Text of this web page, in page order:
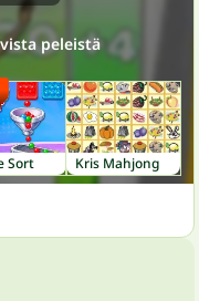
peleistä
Sort Kris Mahjong